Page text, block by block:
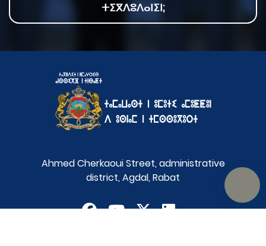
ⵜⵉⴳⴷⵓⴷⴰⵏⵉⵏ;
Ahmed Cherkaoui Street, administrative
district, Agdal, Rabat